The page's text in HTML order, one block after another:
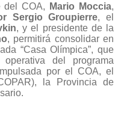
del COA, Mario Moccia,
Sergio Groupierre, el
, y el presidente de la
, permitirá consolidar en
“Casa Olímpica”, que
del programa
por el COA, el
la Provincia de